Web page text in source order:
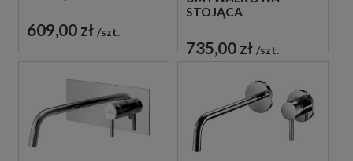
CHROM
609,00 zł szt.
STOJĄCA
CHROM
735,00 zł szt.